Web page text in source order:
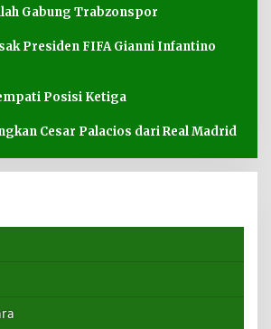
Gabung Trabzonspor
Presiden FIFA Gianni Infantino
Posisi Ketiga
Cesar Palacios dari Real Madrid